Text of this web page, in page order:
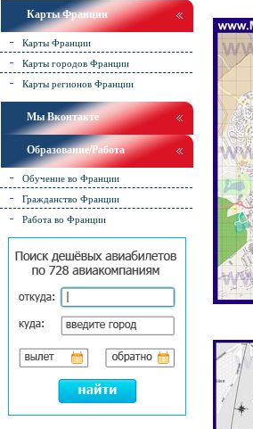
Карты Франции
Карты Франции
Карты городов Франции
Карты регионов Франции
Мы Вконтакте
Образование/Работа
Обучение во Франции
Гражданство Франции
Работа во Франции